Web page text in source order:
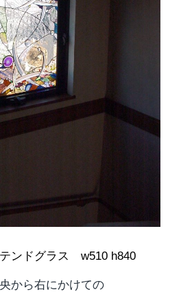
ンドグラス w510 h840
から右にかけての